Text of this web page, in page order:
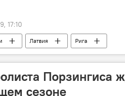
17:10
Латвия Рига
Порзингиса
сезоне